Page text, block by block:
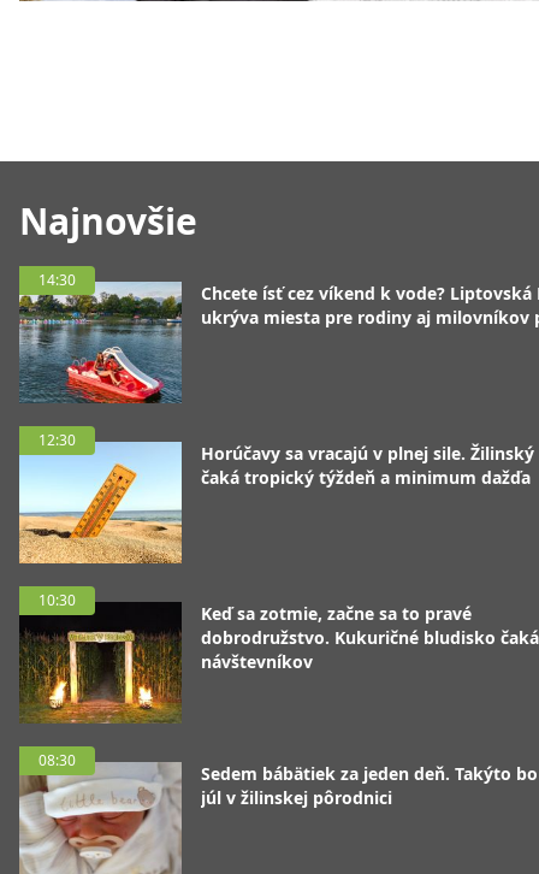
Najnovšie
14:30
Chcete ísť cez víkend k vode? Liptovská
ukrýva miesta pre rodiny aj milovníkov
12:30
Horúčavy sa vracajú v plnej sile.
čaká tropický týždeň a minimum dažďa
10:30
Keď sa zotmie, začne sa to pravé
dobrodružstvo. Kukuričné bludisko
návštevníkov
08:30
Sedem bábätiek za jeden deň. Takýto
júl v žilinskej pôrodnici